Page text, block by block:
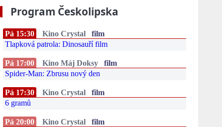
Program Českolipska
Pá 15:30 Kino Crystal
film
Tlapková patrola: Dinosauří film
Pá 17:00 Kino Máj Doksy
film
Spider-Man: Zbrusu nový den
Pá 17:30 Kino Crystal
film
6 gramů
Pá 20:00 Kino Crystal
film